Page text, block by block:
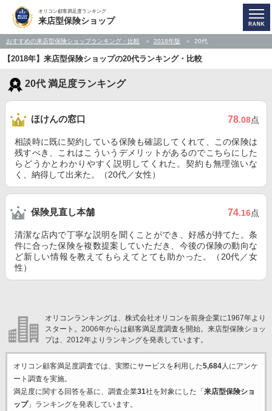
オリコン顧客満足度ランキング
来店型保険ショップ
おすすめの来店型保険ショップランキング・比較 2018年版 20代
【2018年】来店型保険ショップの20代ランキング・比較
20代 満足度ランキング
ほけんの窓口 78.08点
相談時に既に契約している保険も確認してくれて、この保険は
残すべき、これはこういうデメリットがあるのでこちらにした
らどうかとわかりやすく説明してくれた。契約も無理強いな
く、納得して出来た。（20代／女性）
保険見直し本舗 74.16点
清潔な店内で丁寧な説明を聞くことができ、好感が持てた。条
件に合った保険を複数提案していただき、今後の保険の動向な
ど新しい情報を教えてもらえてとても助かった。（20代／女
性）
オリコンランキングは、株式会社オリコンを前身企業に1967年より
スタート。2006年からは顧客満足度調査を開始。来店型保険ショッ
プは、2012年よりランキングを発表しています。
オリコン顧客満足度調査では、実際にサービスを利用した5,684人にアンケ
ート調査を実施。
満足度に関する回答を基に、調査企業31社を対象にした「 来店型保険ショ
ップ」ランキングを発表しています。